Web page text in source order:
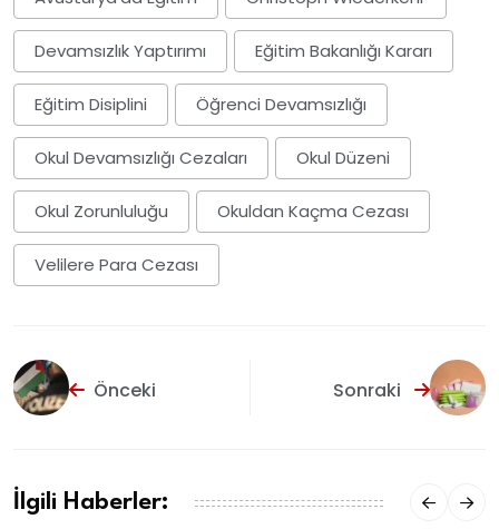
Devamsızlık Yaptırımı Eğitim Bakanlığı Kararı
Eğitim Disiplini Öğrenci Devamsızlığı
Okul Devamsızlığı Cezaları Okul Düzeni
Okul Zorunluluğu Okuldan Kaçma Cezası
Velilere Para Cezası
Önceki Sonraki
İlgili Haberler: